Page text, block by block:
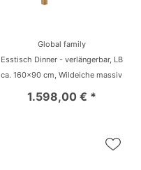
Global family
Esstisch Dinner - verlängerbar, LB
ca. 160x90 cm, Wildeiche massiv
1.598,00 € *